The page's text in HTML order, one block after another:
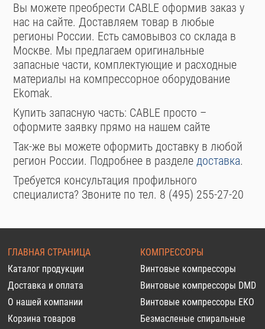
Вы можете преобрести CABLE оформив заказ у
нас на сайте. Доставляем товар в любые
регионы России. Есть самовывоз со склада в
Москве. Мы предлагаем оригинальные
запасные части, комплектующие и расходные
материалы на компрессорное оборудование
Ekomak.
Купить запасную часть: CABLE просто –
оформите заявку прямо на нашем сайте
Так-же вы можете оформить доставку в любой
регион России. Подробнее в разделедоставка.
Требуется консультация профильного
специалиста? Звоните по тел. 8 (495) 255-27-20
ГЛАВНАЯ СТРАНИЦА
Каталог продукции
Доставка и оплата
О нашей компании
Корзина товаров
КОМПРЕССОРЫ
Винтовые компрессоры
Винтовые компрессоры DMD
Винтовые компрессоры EKO
Безмасленые спиральные